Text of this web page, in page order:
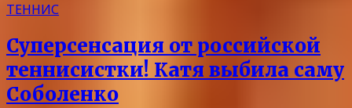
ТЕННИС
Суперсенсация от российской
теннисистки! Катя выбила саму
Соболенко